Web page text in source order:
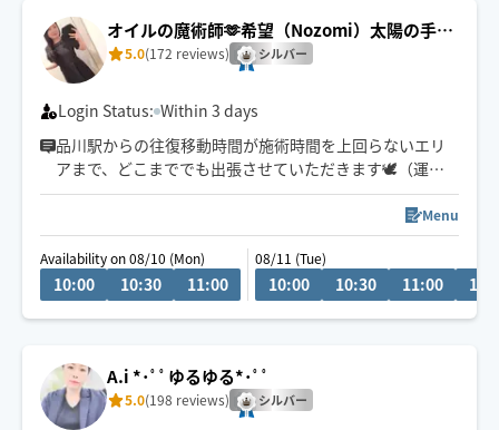
オイルの魔術師🫶希望（Nozomi）太陽の手の
ディープリンパ
5.0(172 reviews) シルバー
Login Status: Within 3 days
品川駅からの往復移動時間が施術時間を上回らないエリ
アまで、どこまででも出張させていただきます🕊️（運転
免許は自主返納済）
9:30〜港区・品川区・大田区のみ早着可
10:30〜その他エリアはメッセージにて要相談
Menu
Availability on 08/10 (Mon)
10:00 10:30 11:00
08/11 (Tue)
10:00 10:30 11:00
A.i *･ﾟﾟゆるゆる*･ﾟﾟ
5.0(198 reviews) シルバー